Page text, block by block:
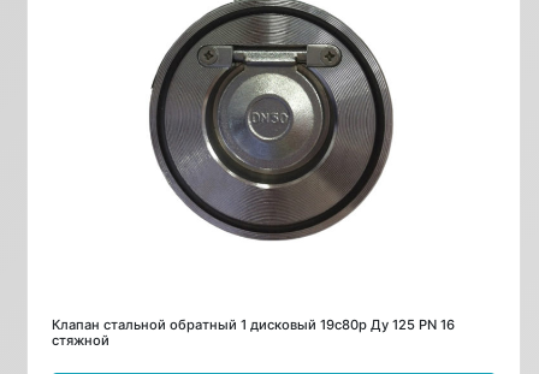
Клапан стальной обратный 1 дисковый 19с80р Ду 125 PN 16
стяжной